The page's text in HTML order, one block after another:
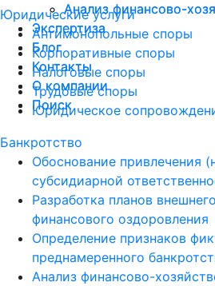
Юридические услуги
Антимонопольные споры
Корпоративные споры
Налоговые споры
Трудовые споры
Юридическое
Банкротство
Обоснование привлечения
субсидиарной
Разработка планов
финансового оздоровления
Определение признаков
преднамеренного
Анализ финансово-
Анализ финансово-
Экспертиза
Блог
Контакты
О компании
Поиск
Анализ финансово-
Экспертиза
Блог
Контакты
О компании
Поиск